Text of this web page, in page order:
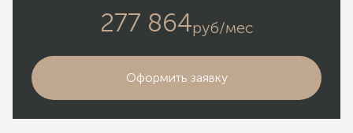
277 864руб/мес
Оформить заявку